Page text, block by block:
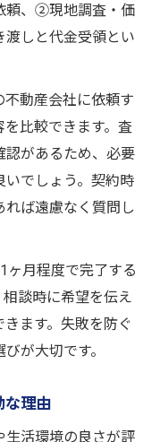
頼、②現地調査・価
しと代金受領とい
動産会社に依頼す
比較できます。査
認があるため、必要
でしょう。契約時
れば遠慮なく質問し
ヶ月程度で完了する
談時に希望を伝え
ます。失敗を防ぐ
が大切です。
な理由
生活環境の良さが評